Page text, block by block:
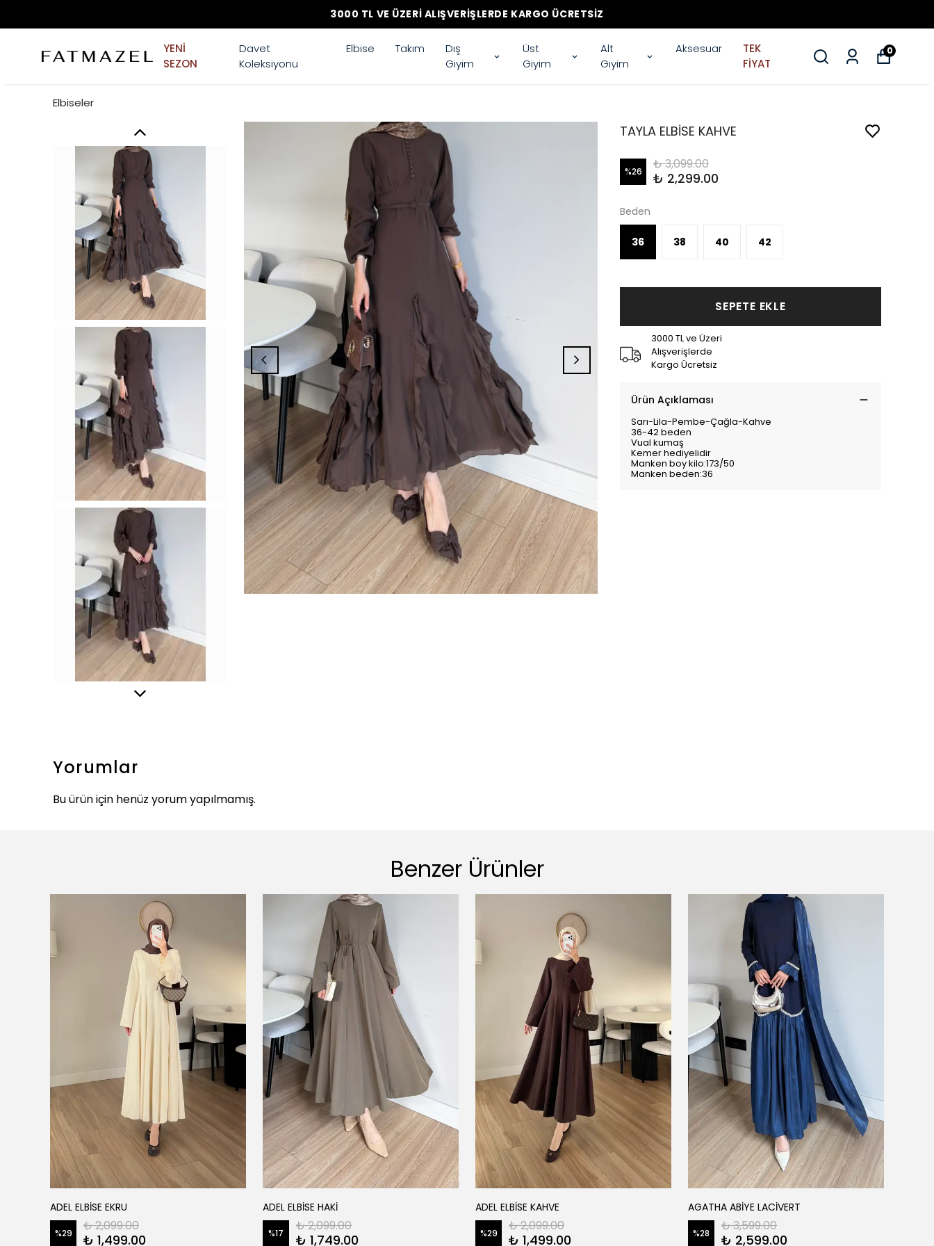
3000 TL VE ÜZERI ALIŞVERIŞLERDE KARGO ÜCRETSIZ
YENİ
SEZON
Davet
Koleksiyonu
Elbise Takım
Dış
Giyim
Üst
Giyim
Alt
Giyim
Aksesuar
TEK
FİYAT
0
Elbiseler
TAYLA ELBİSE KAHVE
%26 ₺ 3,099.00
₺ 2,299.00
Beden
36 38 40 42
SEPETE EKLE
3000 TL ve Üzeri
Alışverişlerde
Kargo Ücretsiz
Ürün Açıklaması
Sarı-Lila-Pembe-Çağla-Kahve
36-42 beden
Vual kumaş
Kemer hediyelidir
Manken boy kilo:173/50
Manken beden:36
Yorumlar
Bu ürün için henüz yorum yapılmamış.
Benzer Ürünler
ADEL ELBİSE EKRU
%29 ₺ 2,099.00
₺ 1,499.00
ADEL ELBİSE HAKİ
%17 ₺ 2,099.00
₺ 1,749.00
ADEL ELBİSE KAHVE
%29 ₺ 2,099.00
₺ 1,499.00
AGATHA ABİYE LACİVERT
%28 ₺ 3,599.00
₺ 2,599.00